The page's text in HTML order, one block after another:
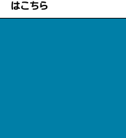
はこちら